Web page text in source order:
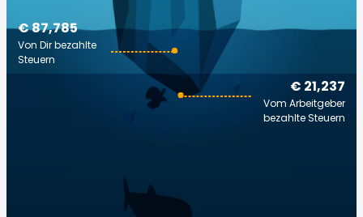
€ 21,237
Vom Arbeitgeber
bezahlte Steuern
€ 87,785
Von Dir bezahlte
Steuern